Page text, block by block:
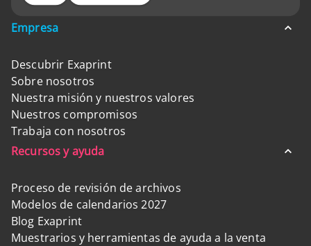
Empresa
Descubrir Exaprint
Sobre nosotros
Nuestra misión y nuestros valores
Nuestros compromisos
Trabaja con nosotros
Recursos y ayuda
Proceso de revisión de archivos
Modelos de calendarios 2027
Blog Exaprint
Muestrarios y herramientas de ayuda a la venta